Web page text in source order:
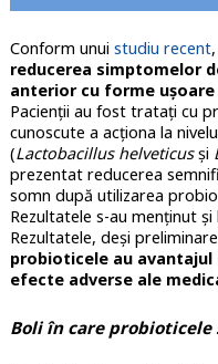
Conform unui studiu recent,
reducerea simptomelor
anterior cu forme
Pacienții au fost tratați cu
cunoscute a acționa la
(Lactobacillus helveticusși
prezentat reducerea
somn după utilizarea
Rezultatele s-au menținut
Rezultatele, deși
probioticele au avantajul
efecte adverse ale
Boli în care